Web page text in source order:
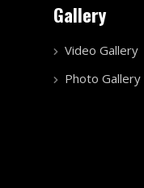
Gallery
Video Gallery
Photo Gallery